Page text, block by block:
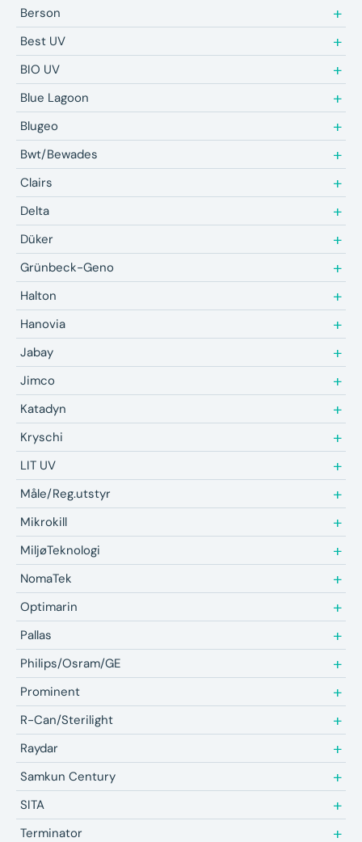
Berson
Best UV
BIO UV
Blue Lagoon
Blugeo
Bwt/Bewades
Clairs
Delta
Düker
Grünbeck-Geno
Halton
Hanovia
Jabay
Jimco
Katadyn
Kryschi
LIT UV
Måle/Reg.utstyr
Mikrokill
MiljøTeknologi
NomaTek
Optimarin
Pallas
Philips/Osram/GE
Prominent
R-Can/Sterilight
Raydar
Samkun Century
SITA
Terminator